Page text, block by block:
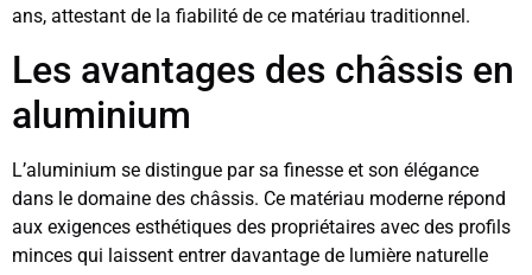
ans, attestant de la fiabilité de ce matériau traditionnel.
Les avantages des châssis en
aluminium
L’aluminium se distingue par sa finesse et son élégance
dans le domaine des châssis. Ce matériau moderne répond
aux exigences esthétiques des propriétaires avec des profils
minces qui laissent entrer davantage de lumière naturelle